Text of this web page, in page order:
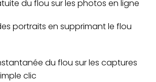
du flou sur les photos en ligne
portraits en supprimant le flou
du flou sur les captures
clic